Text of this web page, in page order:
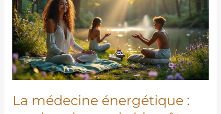
La médecine énergétique :
énergétique
:
un
chemin
vers
le
être